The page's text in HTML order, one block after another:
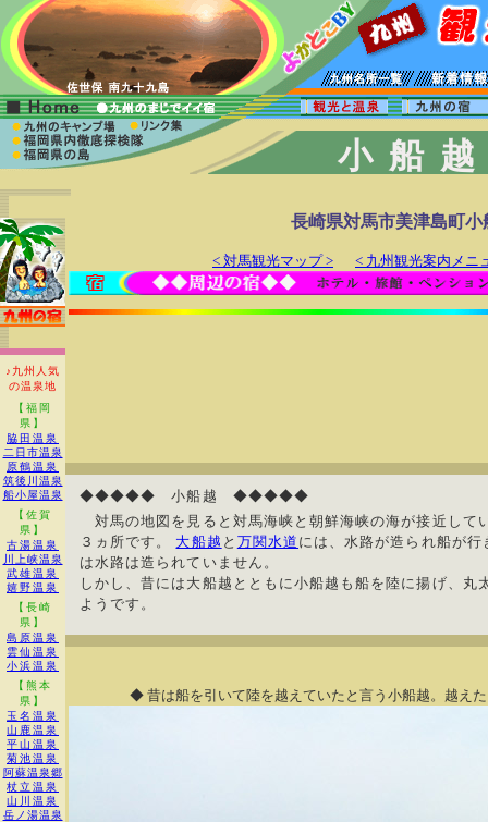
小船
♪九州人気
の温泉地
【福岡
県】
脇田温泉
二日市温泉
原鶴温泉
筑後川温泉
船小屋温泉
【佐賀
県】
古湯温泉
川上峡温泉
武雄温泉
嬉野温泉
【長崎
県】
島原温泉
雲仙温泉
小浜温泉
【熊本
県】
玉名温泉
山鹿温泉
平山温泉
菊池温泉
阿蘇温泉郷
杖立温泉
山川温泉
岳ノ湯温泉
長崎県対馬市美津島町小
< 対馬観光マップ > < 九州観光案内メニ
◆◆◆◆◆ 小船越 ◆◆◆◆◆
対馬の地図を見ると対馬海峡と朝鮮海峡の海が接近して
３ヵ所です。 大船越 と 万関水道 には、水路が造られ船が
は水路は造られていません。
しかし、昔には大船越とともに小船越も船を陸に揚げ、
ようです。
◆ 昔は船を引いて陸を越えていたと言う小船越。越え